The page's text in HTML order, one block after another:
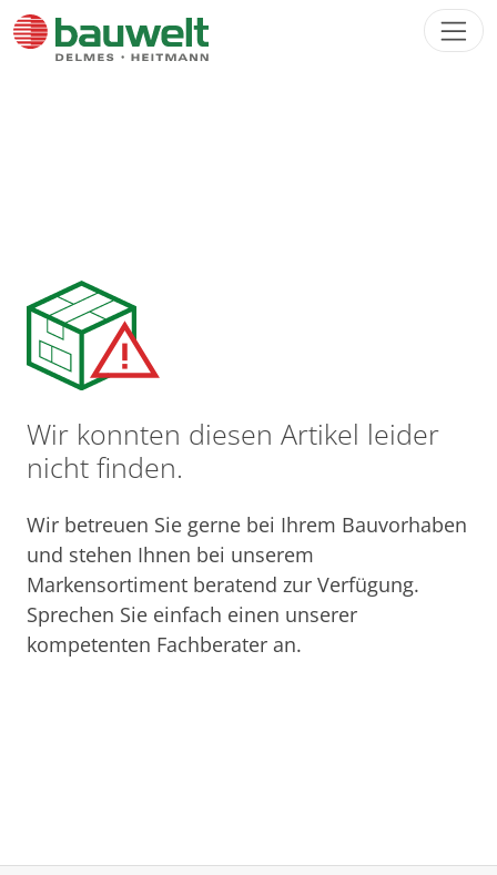
Direkt zur Hauptnavigation springen
Direkt zum Inhalt springen
Wir konnten diesen Artikel leider
nicht finden.
Wir betreuen Sie gerne bei Ihrem Bauvorhaben
und stehen Ihnen bei unserem
Markensortiment beratend zur Verfügung.
Sprechen Sie einfach einen unserer
kompetenten Fachberater an.